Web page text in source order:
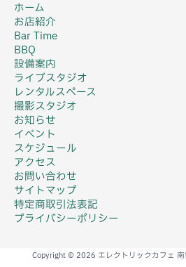
ホーム
お店紹介
Bar Time
BBQ
設備案内
ライブスタジオ
レンタルスペース
撮影スタジオ
お知らせ
イベント
スケジュール
アクセス
お問い合わせ
サイトマップ
特定商取引法表記
プライバシーポリシー
Copyright © 2026 エレクトリックカフェ